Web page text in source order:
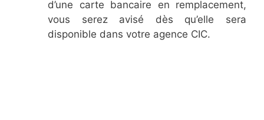
d’une carte bancaire en remplacement,
vous serez avisé dès qu’elle sera
disponible dans votre agence CIC.